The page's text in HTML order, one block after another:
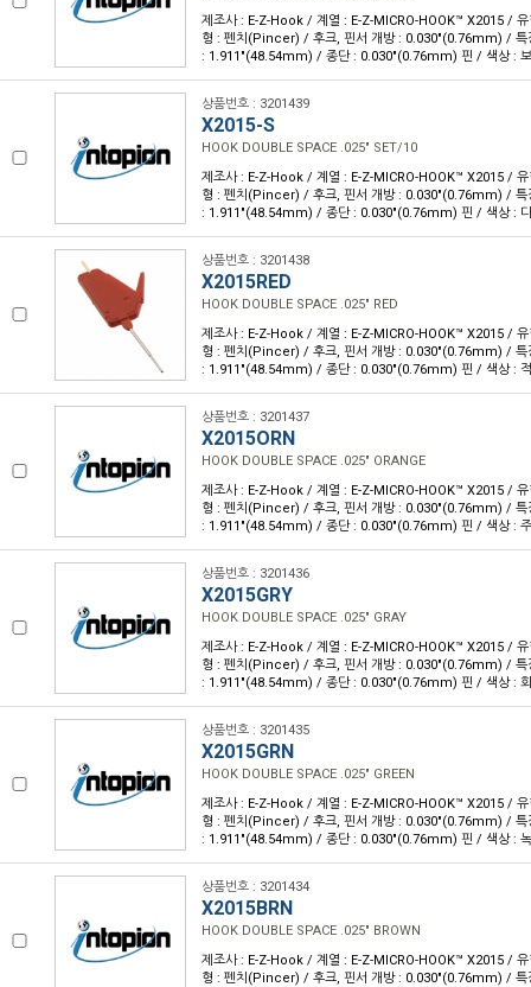
제조사 : E-Z-Hook / 계열 : E-Z-MICRO-HOOK™ X2015 /
형 : 펜치(Pincer) / 후크, 핀서 개방 : 0.030"(0.76mm) / 특
: 1.911"(48.54mm) / 종단 : 0.030"(0.76mm) 핀 / 색상 :
상품번호 : 3201439
X2015-S
HOOK DOUBLE SPACE .025" SET/10
제조사 : E-Z-Hook / 계열 : E-Z-MICRO-HOOK™ X2015 /
형 : 펜치(Pincer) / 후크, 핀서 개방 : 0.030"(0.76mm) / 특
: 1.911"(48.54mm) / 종단 : 0.030"(0.76mm) 핀 / 색상 :
상품번호 : 3201438
X2015RED
HOOK DOUBLE SPACE .025" RED
제조사 : E-Z-Hook / 계열 : E-Z-MICRO-HOOK™ X2015 /
형 : 펜치(Pincer) / 후크, 핀서 개방 : 0.030"(0.76mm) / 특
: 1.911"(48.54mm) / 종단 : 0.030"(0.76mm) 핀 / 색상 :
상품번호 : 3201437
X2015ORN
HOOK DOUBLE SPACE .025" ORANGE
제조사 : E-Z-Hook / 계열 : E-Z-MICRO-HOOK™ X2015 /
형 : 펜치(Pincer) / 후크, 핀서 개방 : 0.030"(0.76mm) / 특
: 1.911"(48.54mm) / 종단 : 0.030"(0.76mm) 핀 / 색상 :
상품번호 : 3201436
X2015GRY
HOOK DOUBLE SPACE .025" GRAY
제조사 : E-Z-Hook / 계열 : E-Z-MICRO-HOOK™ X2015 /
형 : 펜치(Pincer) / 후크, 핀서 개방 : 0.030"(0.76mm) / 특
: 1.911"(48.54mm) / 종단 : 0.030"(0.76mm) 핀 / 색상 :
상품번호 : 3201435
X2015GRN
HOOK DOUBLE SPACE .025" GREEN
제조사 : E-Z-Hook / 계열 : E-Z-MICRO-HOOK™ X2015 /
형 : 펜치(Pincer) / 후크, 핀서 개방 : 0.030"(0.76mm) / 특
: 1.911"(48.54mm) / 종단 : 0.030"(0.76mm) 핀 / 색상 :
상품번호 : 3201434
X2015BRN
HOOK DOUBLE SPACE .025" BROWN
제조사 : E-Z-Hook / 계열 : E-Z-MICRO-HOOK™ X2015 /
형 : 펜치(Pincer) / 후크, 핀서 개방 : 0.030"(0.76mm) / 특